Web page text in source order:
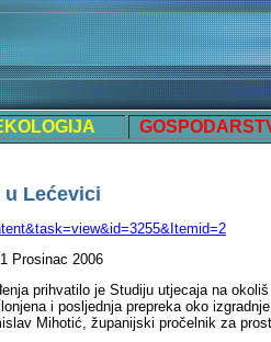
u Lećevici
Prosinac 2006
prihvatilo je Studiju utjecaja na
i posljednja prepreka oko
Mihotić, županijski pročelnik za